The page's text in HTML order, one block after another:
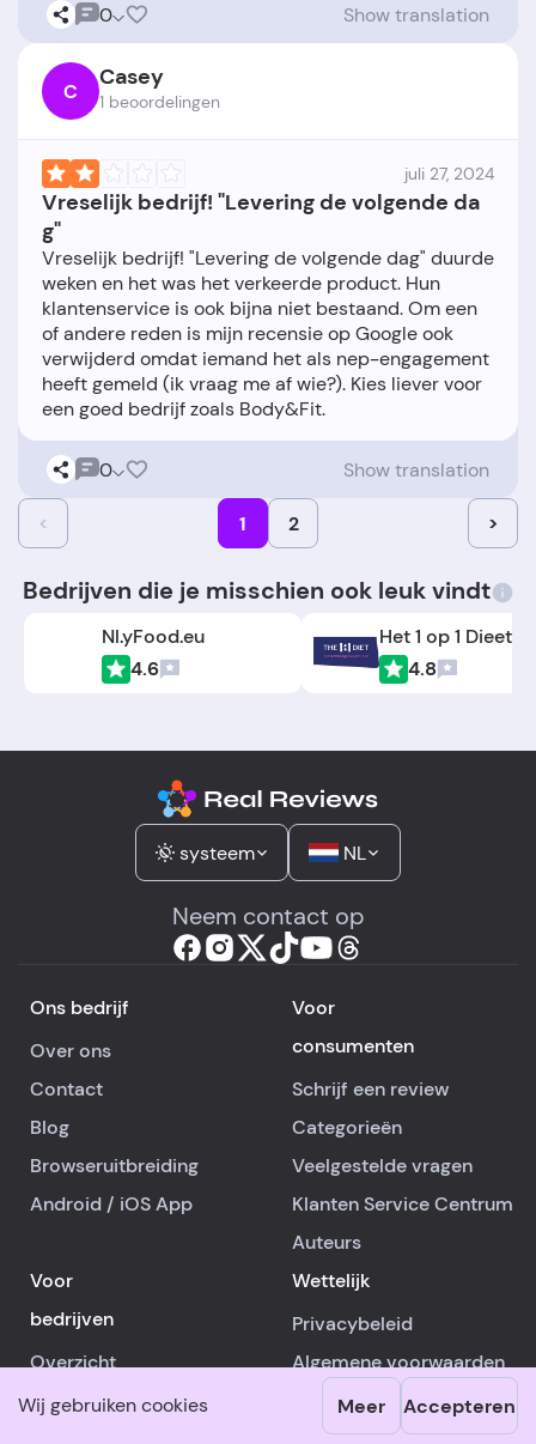
Wij gebruiken cookies Meer Accepteren
0 Show translation
C Casey
1 beoordelingen
juli 27, 2024
Vreselijk bedrijf! "Levering de volgende da
g"
Vreselijk bedrijf! "Levering de volgende dag" duurde
weken en het was het verkeerde product. Hun
klantenservice is ook bijna niet bestaand. Om een
of andere reden is mijn recensie op Google ook
verwijderd omdat iemand het als nep-engagement
heeft gemeld (ik vraag me af wie?). Kies liever voor
0 Show translation
< 1 2 >
Bedrijven die je misschien ook leuk vindt
Nl.yFood.eu
4.6
Het 1 op 1 Dieet
4.8
systeem NL
Neem contact op
Ons bedrijf
Over ons
Contact
Blog
Browseruitbreiding
Android / iOSApp
Voor
consumenten
Schrijf een review
Categorieën
Veelgestelde vragen
Klanten Service Centrum
Auteurs
Voor
bedrijven
Overzicht
Abonnementen
Wettelijk
Privacybeleid
Algemene voorwaarden
Cookies beleid
Overige informatie